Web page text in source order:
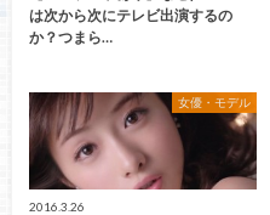
は次から次にテレビ出演するの
か？つまら…
女優・モデル
2016.3.26